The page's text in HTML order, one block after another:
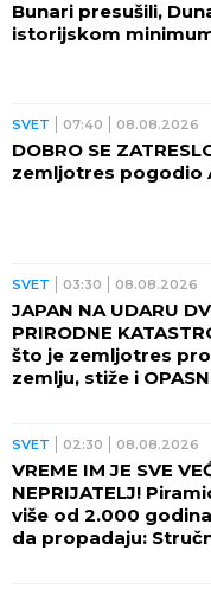
Bunari presušili,
istorijskom
SVET 07:40 08.08.2026
DOBRO SE
zemljotres pogodio
SVET 03:30 08.08.2026
JAPAN NA UDARU
PRIRODNE
što je zemljotres
zemlju, stiže i
SVET 02:30 08.08.2026
VREME IM JE SVE
NEPRIJATELJ!
više od 2.000
da propadaju: